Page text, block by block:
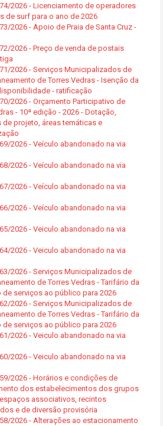
2026 - Licenciamento de operadores
de surf para o ano de 2026
2026 - Apoio de Praia de Santa Cruz -
2026 - Preço de venda de postais
2026 - Serviços Municipalizados de
de Torres Vedras - Isenção da
- ratificação
2026 - Orçamento Participativo de
- 10ª edição - 2026 - Dotação,
projeto, áreas temáticas e
2026 - Veículo abandonado na via
2026 - Veículo abandonado na via
2026 - Veículo abandonado na via
2026 - Veículo abandonado na via
2026 - Veiculo abandonado na via
2026 - Veiculo abandonado na via
2026 - Serviços Municipalizados de
de Torres Vedras - Tarifário da
de serviços ao público para 2026
2026 - Serviços Municipalizados de
de Torres Vedras - Tarifário da
de serviços ao público para 2026
2026 - Veiculo abandonado na via
2026 - Veiculo abandonado na via
2026 - Horários e condições de
dos estabelecimentos dos grupos
associativos, recintos
e de diversão provisória
2026 - Alterações ao estacionamento